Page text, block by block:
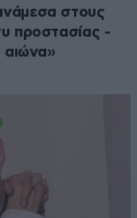
στους
προστασίας -
αιώνα»